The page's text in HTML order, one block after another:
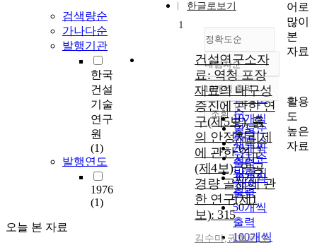
검색량순
가나다순
발행기관
한국
건설
기술
연구
원
(1)
발행연도
1976
(1)
오늘 본 자료
한글로보기
정확도순
정확도
순
인기도
순
연도순
제목순
저자순
발행기
관순
내림차순
내림차순
10개씩 출력
10개씩
출력
20개씩
출력
30개씩
출력
50개씩
출력
100개씩
조회
1
건설연구소자
료: 역청 포장
재료의 내구성
증진에 관한 연
구(제5보), 흙
의 안정처리제
에 관한 연구
(제4보), 인공
경량 골재에 관
한 연구(제1
보): 315
김수마,권혁문,오
어로
많이
본
자료
활용
도
높은
자료